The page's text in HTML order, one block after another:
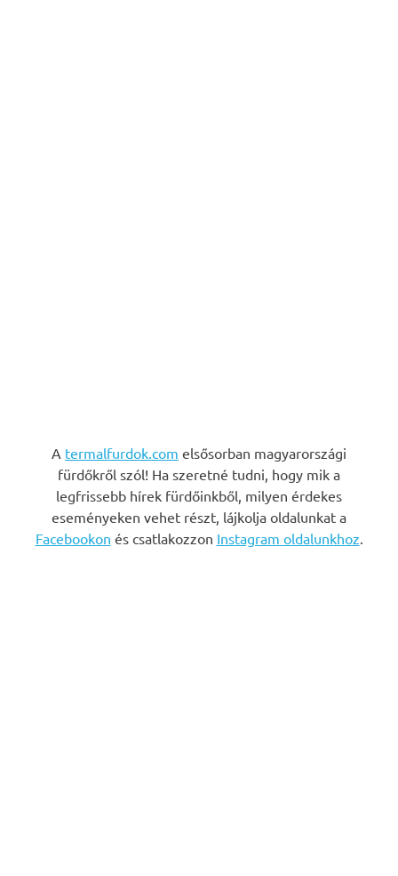
A termalfurdok.com elsősorban magyarországi
fürdőkről szól! Ha szeretné tudni, hogy mik a
legfrissebb hírek fürdőinkből, milyen érdekes
eseményeken vehet részt, lájkolja oldalunkat a
Facebookon és csatlakozzon Instagram oldalunkhoz